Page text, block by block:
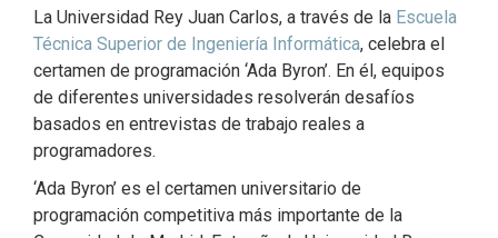
La Universidad Rey Juan Carlos, a través de la Escuela
Técnica Superior de Ingeniería Informática, celebra el
certamen de programación ‘Ada Byron’. En él, equipos
de diferentes universidades resolverán desafíos
basados en entrevistas de trabajo reales a
programadores.
‘Ada Byron’ es el certamen universitario de
programación competitiva más importante de la